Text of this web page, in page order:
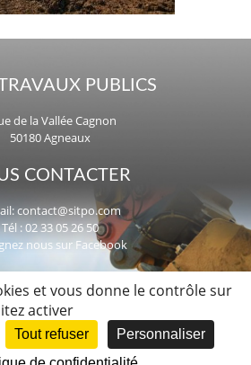
PUBLICS
de la Vallée Cagnon
50180 Agneaux
CONTACTER
contact@sitpo.com
Tél : 02 33 05 26 50
nous sur Facebook
UN PROJET ?
dans la Manche,
et dans toute la France.
et vous donne le contrôle sur
activer
Tout refuser
Personnaliser